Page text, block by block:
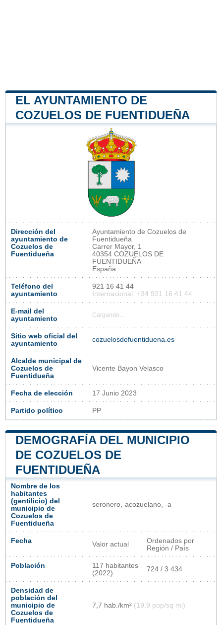
EL AYUNTAMIENTO DE
COZUELOS DE FUENTIDUEÑA
Dirección del
ayuntamiento de
Cozuelos de
Fuentidueña
Ayuntamiento de Cozuelos de
Fuentidueña
Carrer Mayor, 1
40354 COZUELOS DE
FUENTIDUEÑA
España
Teléfono del
ayuntamiento
921 16 41 44
Internacional: +34 921 16 41 44
E-mail del
ayuntamiento
Cargando...
Sitio web oficial del
ayuntamiento
cozuelosdefuentiduena.es
Alcalde municipal de
Cozuelos de
Fuentidueña
Vicente Bayon Velasco
Fecha de elección 17 Junio 2023
Partido político PP
DEMOGRAFÍA DEL MUNICIPIO
DE COZUELOS DE
FUENTIDUEÑA
Nombre de los
habitantes
(gentilicio) del
municipio de
Cozuelos de
Fuentidueña
seronero,-acozuelano, -a
Fecha Valor actual
Ordenados por
Región / País
Población
117 habitantes
(2022)
724 / 3 434
Densidad de
población del
municipio de
Cozuelos de
Fuentidueña
7,7 hab./km² (19,9 pop/sq mi)